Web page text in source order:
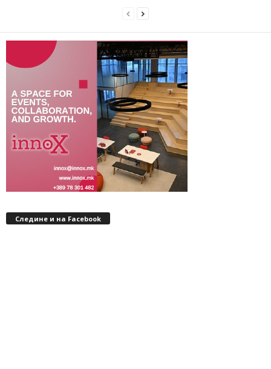
Следине и на Facebook